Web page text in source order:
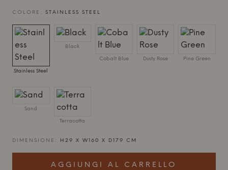
COLORE: STAINLESS STEEL
Stainless Steel
Black
Cobalt Blue Dusty Rose Pine Green
Sand
Terracotta
DIMENSIONE: H29 X W160 X D179 CM
AGGIUNGI AL CARRELLO